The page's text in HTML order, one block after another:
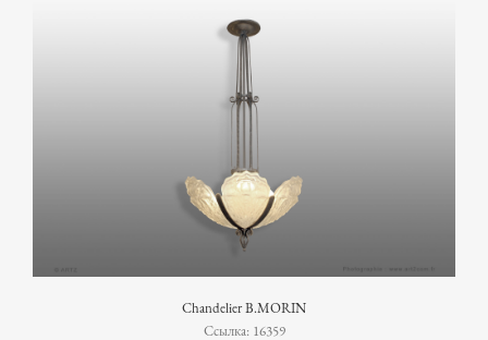
Chandelier B.MORIN
Ссылка: 16359